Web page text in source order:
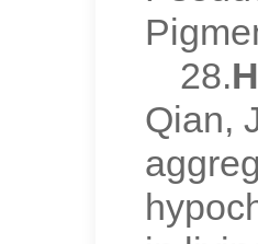
28.
Qian,